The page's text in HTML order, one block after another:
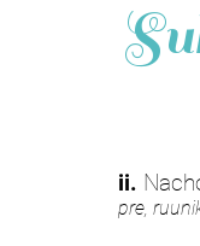
ii.
pre,